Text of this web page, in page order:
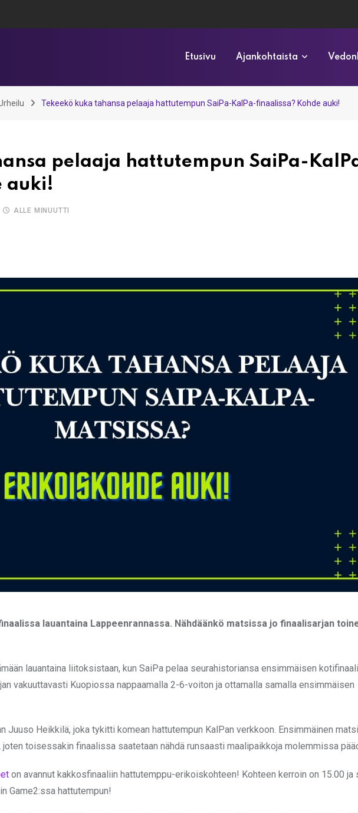
Etusivu Ajankohtaista
Tekeekö kuka tahansa pelaaja hattutempun SaiPa-KalPa-finaalissa? Kohde auki!
pelaaja hattutempun SaiPa-
auki!
ALLE MINUUTTI
lauantaina Lappeenrannassa. Nähdäänkö matsissa jo finaalisarjan
lauantaina liitoksistaan, kun SaiPa pelaa seurahistoriansa ensimmäisen
vakuuttavasti Kuopiossa nappaamalla 2-6-voiton ja ottamalla samalla ensimmäisen
Juuso Heikkilä, joka tykitti komean hattutempun KalPan verkkoon. Ensimmäinen
joten toisessakin finaalissa saatetaan nähdä runsaasti maalipaikkoja molemmissa
on avannut kakkosfinaaliin hattutemppu-erikoiskohteen! Kohteen kerroin on 15.00 ja
Game2:ssa hattutempun!